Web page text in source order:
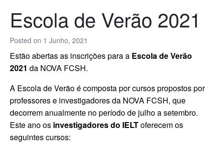
Posted on 1 Junho, 2021
Escola de Verão 2021
Estão abertas as inscrições para a Escola de Verão
2021 da NOVA FCSH.
A Escola de Verão é composta por cursos propostos por
professores e investigadores da NOVA FCSH, que
decorrem anualmente no período de julho a setembro.
Este ano os investigadores do IELToferecem os
seguintes cursos: